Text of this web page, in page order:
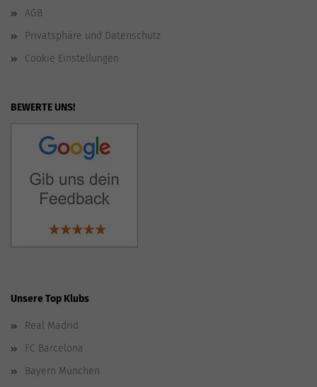
AGB
Privatsphäre und Datenschutz
Cookie Einstellungen
BEWERTE UNS!
Unsere Top Klubs
Real Madrid
FC Barcelona
Bayern München